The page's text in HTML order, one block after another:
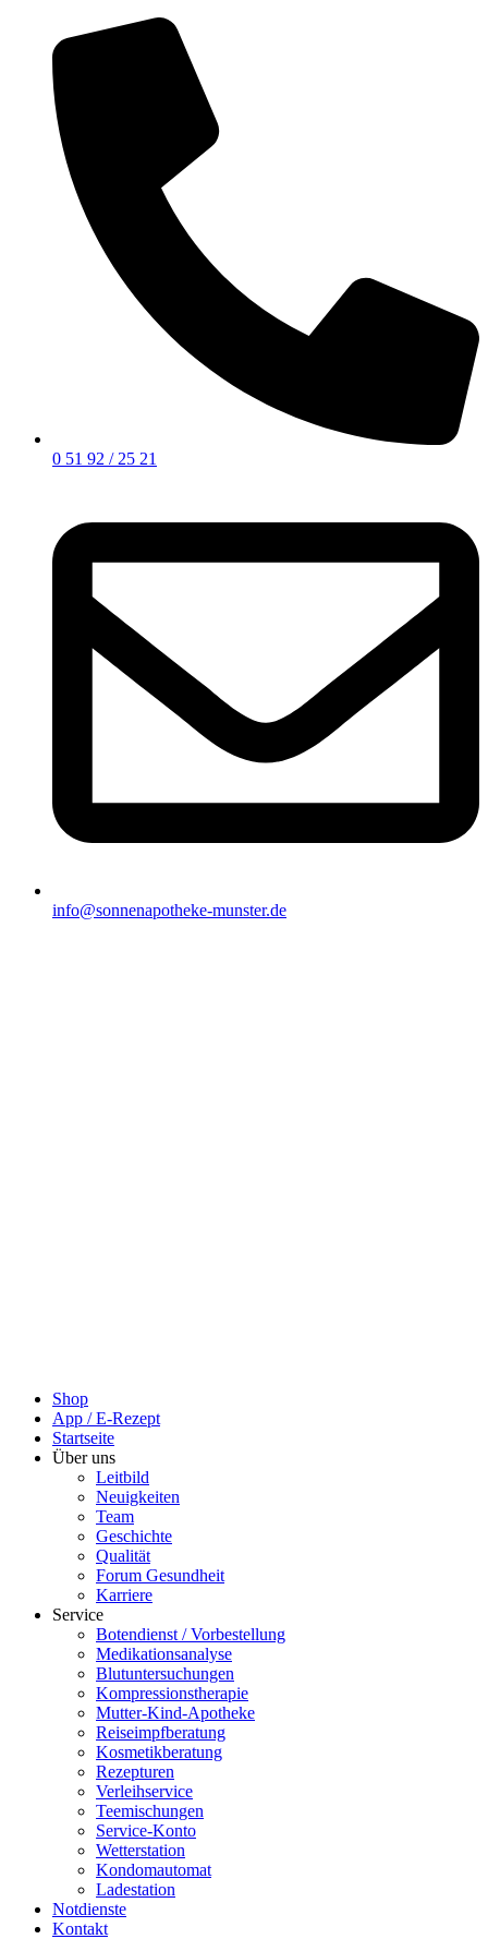
0 51 92 / 25 21
info@sonnenapotheke-munster.de
Shop
App / E-Rezept
Startseite
Über uns
Leitbild
Neuigkeiten
Team
Geschichte
Qualität
Forum Gesundheit
Karriere
Service
Botendienst / Vorbestellung
Medikationsanalyse
Blutuntersuchungen
Kompressionstherapie
Mutter-Kind-Apotheke
Reiseimpfberatung
Kosmetikberatung
Rezepturen
Verleihservice
Teemischungen
Service-Konto
Wetterstation
Kondomautomat
Ladestation
Notdienste
Kontakt